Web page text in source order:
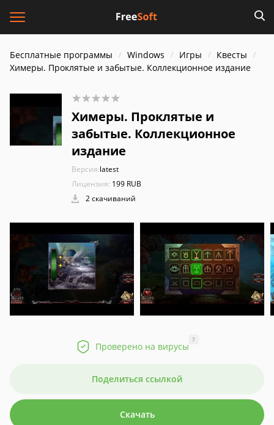
Бесплатные программы Windows Игры
Квесты
Химеры. Проклятые и забытые. Коллекционное издание
Химеры. Проклятые и
забытые. Коллекционное
издание
Версия:latest
Лицензия: 199 RUB
2 скачиваний
Проверено на вирусы
?
Поделиться ссылкой
Скачать